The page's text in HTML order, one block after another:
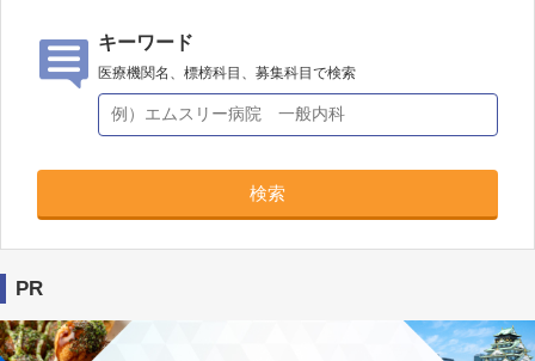
キーワード
医療機関名、標榜科目、募集科目で検索
検索
PR